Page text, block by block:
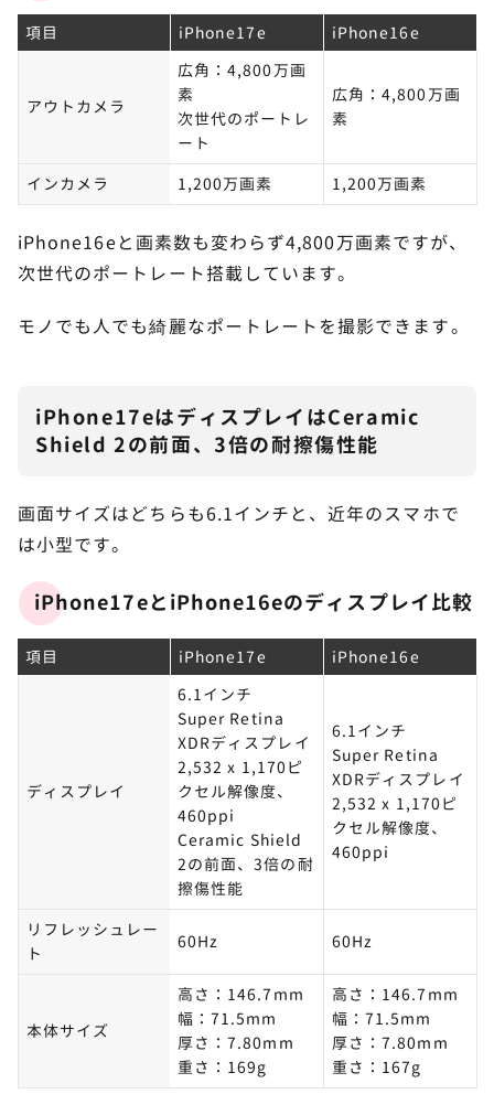
項目 iPhone17e iPhone16e
アウトカメラ
広角：4,800万画
素
次世代のポートレ
ート
広角：4,800万画
素
インカメラ 1,200万画素 1,200万画素
iPhone16eと画素数も変わらず4,800万画素ですが、
次世代のポートレート搭載しています。
モノでも人でも綺麗なポートレートを撮影できます。
iPhone17eはディスプレイはCeramic
Shield 2の前面、3倍の耐擦傷性能
画面サイズはどちらも6.1インチと、近年のスマホで
は小型です。
iPhone17eとiPhone16eのディスプレイ比較
項目 iPhone17e iPhone16e
ディスプレイ
6.1インチ
Super Retina
XDRディスプレイ
2,532 x 1,170ピ
クセル解像度、
460ppi
Ceramic Shield
2の前面、3倍の耐
擦傷性能
6.1インチ
Super Retina
XDRディスプレイ
2,532 x 1,170ピ
クセル解像度、
460ppi
リフレッシュレー
ト
60Hz 60Hz
本体サイズ
高さ：146.7mm
幅：71.5mm
厚さ：7.80mm
重さ：169g
高さ：146.7mm
幅：71.5mm
厚さ：7.80mm
重さ：167g